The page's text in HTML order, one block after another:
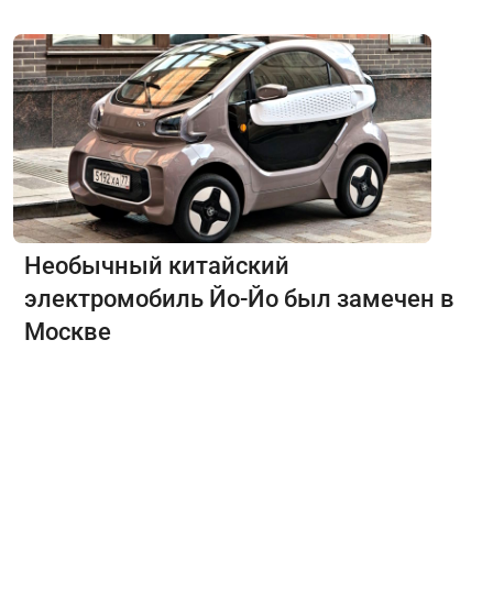
Необычный китайский
электромобиль Йо-Йо был замечен в
Москве